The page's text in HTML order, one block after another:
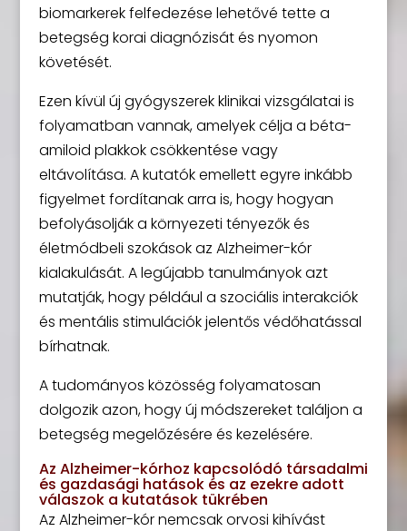
biomarkerek felfedezése lehetővé tette a
betegség korai diagnózisát és nyomon
követését.
Ezen kívül új gyógyszerek klinikai vizsgálatai is
folyamatban vannak, amelyek célja a béta-
amiloid plakkok csökkentése vagy
eltávolítása. A kutatók emellett egyre inkább
figyelmet fordítanak arra is, hogy hogyan
befolyásolják a környezeti tényezők és
életmódbeli szokások az Alzheimer-kór
kialakulását. A legújabb tanulmányok azt
mutatják, hogy például a szociális interakciók
és mentális stimulációk jelentős védőhatással
bírhatnak.
A tudományos közösség folyamatosan
dolgozik azon, hogy új módszereket találjon a
betegség megelőzésére és kezelésére.
Az Alzheimer-kórhoz kapcsolódó társadalmi
és gazdasági hatások és az ezekre adott
válaszok a kutatások tükrében
Az Alzheimer-kór nemcsak orvosi kihívást